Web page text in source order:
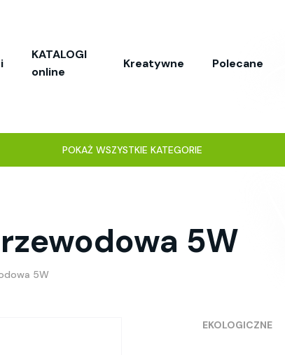
KATALOGI
online
Kreatywne Polecane
POKAŻ WSZYSTKIE KATEGORIE
5W
5W
EKOLOGICZNE